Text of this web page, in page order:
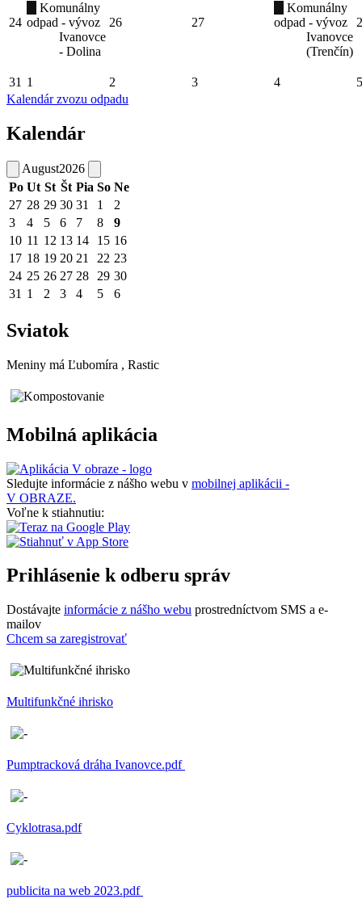
24
Komunálny
odpad - vývoz
Ivanovce
- Dolina
26 27
Komunálny
odpad - vývoz
Ivanovce
(Trenčín)
31 1 2 3 4
5
Kalendár zvozu odpadu
Kalendár
August2026
Po Ut St Št Pia So Ne
27 28 29 30 31 1
2
3
4 5 6 7 8
9
10 11 12 13 14 15 16
17 18 19 20 21 22 23
24 25 26 27 28 29 30
31 1 2 3 4 5 6
Sviatok
Meniny má Ľubomíra , Rastic
Mobilná aplikácia
Sledujte informácie z nášho webu v mobilnej aplikácii -
V OBRAZE.
Voľne k stiahnutiu:
Prihlásenie k odberu správ
Dostávajte informácie z nášho webu prostredníctvom SMS a e-
mailov
Chcem sa zaregistrovať
Multifunkčné ihrisko
Pumptracková dráha Ivanovce.pdf
Cyklotrasa.pdf
publicita na web 2023.pdf